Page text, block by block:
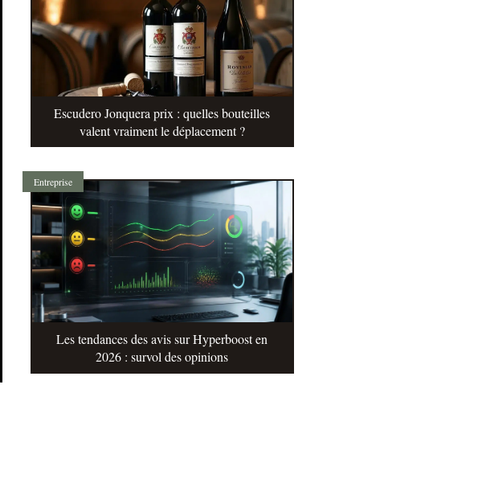
Escudero Jonquera prix : quelles bouteilles
valent vraiment le déplacement ?
Entreprise
Les tendances des avis sur Hyperboost en
2026 : survol des opinions